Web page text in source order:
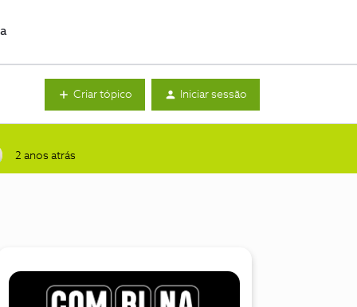
Criar tópico Iniciar sessão
2 anos atrás